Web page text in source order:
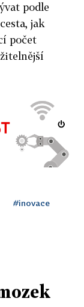
podle
jak
počet
#inovace